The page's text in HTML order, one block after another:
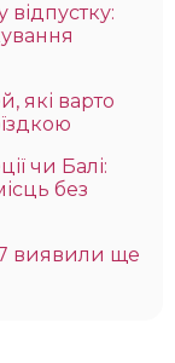
відпустку:
які варто
чи Балі:
без
виявили ще